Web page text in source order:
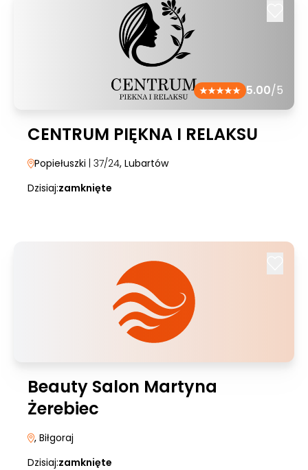
5.00/5
CENTRUM PIĘKNA I RELAKSU
Popiełuszki | 37/24, Lubartów
Dzisiaj:zamknięte
Beauty Salon Martyna
Żerebiec
, Biłgoraj
Dzisiaj:zamknięte